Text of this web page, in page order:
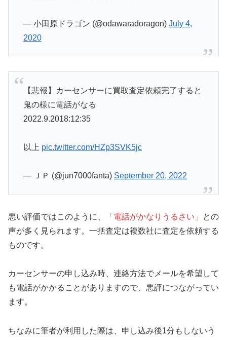
— 小田原ドラゴン (@odawaradoragon) July 4,
2020
【悲報】カーセンサーに買取査定依頼完了すると
鬼の様に電話がなる
2022.9.2018:12:35
以上 pic.twitter.com/HZp3SVK5jc
— ＪＰ (@jun7000fanta) September 20, 2022
悪い評価ではこのように、「 電話がかなりうるさい」
との
声が多く見られます。一括査定は複数社に査定を依頼する
ものです。
カーセンサーの申し込み時、連絡方法でメールを希望して
も電話がかかることがありますので、悪評につながってい
ます。
ちなみに筆者が利用した際は、申し込み後1分もしないう